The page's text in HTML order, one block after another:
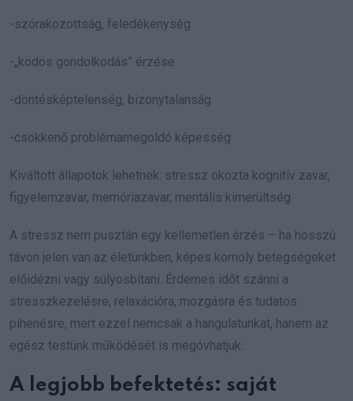
-szórakozottság, feledékenység
-„ködös gondolkodás” érzése
-döntésképtelenség, bizonytalanság
-csökkenő problémamegoldó képesség
Kiváltott állapotok lehetnek: stressz okozta kognitív zavar,
figyelemzavar, memóriazavar, mentális kimerültség
A stressz nem pusztán egy kellemetlen érzés – ha hosszú
távon jelen van az életünkben, képes komoly betegségeket
előidézni vagy súlyosbítani. Érdemes időt szánni a
stresszkezelésre, relaxációra, mozgásra és tudatos
pihenésre, mert ezzel nemcsak a hangulatunkat, hanem az
egész testünk működését is megóvhatjuk.
A legjobb befektetés: saját